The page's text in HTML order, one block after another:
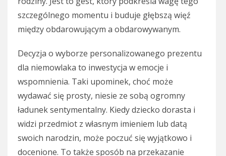
szczególnego momentu i buduje głębszą więź
między obdarowującym a obdarowywanym.
Decyzja o wyborze personalizowanego prezentu
dla niemowlaka to inwestycja w emocje i
wspomnienia. Taki upominek, choć może
wydawać się prosty, niesie ze sobą ogromny
ładunek sentymentalny. Kiedy dziecko dorasta i
widzi przedmiot z własnym imieniem lub datą
swoich narodzin, może poczuć się wyjątkowo i
docenione. To także sposób na przekazanie